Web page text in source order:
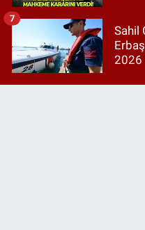
Sahil
2026
7